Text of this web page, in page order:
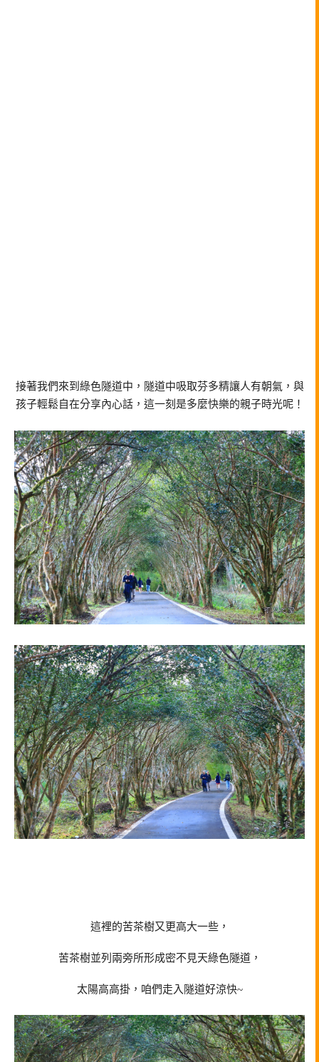
接著我們來到綠色隧道中，隧道中吸取芬多精讓人有朝氣，與
孩子輕鬆自在分享內心話，這一刻是多麼快樂的親子時光呢！
這裡的苦茶樹又更高大一些，
苦茶樹並列兩旁所形成密不見天綠色隧道，
太陽高高掛，咱們走入隧道好涼快~